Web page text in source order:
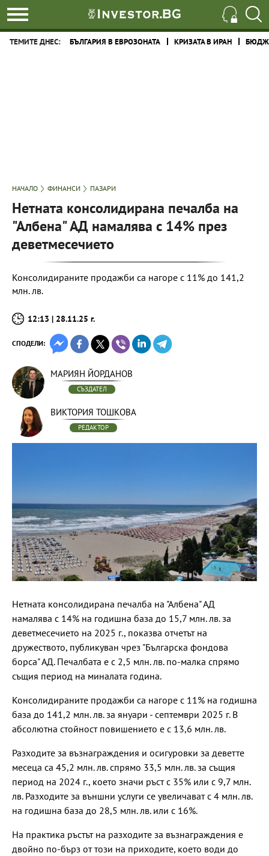
ТЕМИТЕ ДНЕС: БЪЛГАРИЯ В ЕВРОЗОНАТА КРИЗАТА В ИРАН
НАЧАЛО ФИНАНСИ ПАЗАРИ
Нетната консолидирана печалба на
"Албена" АД намалява с 14% през
деветмесечието
Консолидираните продажби са нагоре с 11% до 141,2
млн. лв.
12:13 | 28.11.25 г.
СПОДЕЛИ:
МАРИЯН ЙОРДАНОВ
СЪЗДАТЕЛ
ВИКТОРИЯ ТОШКОВА
РЕДАКТОР
Нетната консолидирана печалба на "Албена" АД
намалява с 14% на годишна база до 15,7 млн. лв. за
деветмесечието на 2025 г., показва отчетът на
дружеството, публикуван чрез "Българска фондова
борса" АД. Печалбата е с 2,5 млн. лв. по-малка спрямо
същия период на миналата година.
Консолидираните продажби са нагоре с 11% на годишна
база до 141,2 млн. лв. за януари - септември 2025 г. В
абсолютна стойност повишението е с 13,6 млн. лв.
Разходите за възнаграждения и осигуровки за деветте
месеца са 45,2 млн. лв. спрямо 33,5 млн. лв. за същия
период на 2024 г., което значи ръст с 35% или с 9,7 млн.
лв. Разходите за външни услуги се увеличават с 4 млн. лв.
на годишна база до 28,5 млн. лв. или с 16%.
На практика ръстът на разходите за възнаграждения е
двойно по-бърз от този на приходите, което води до